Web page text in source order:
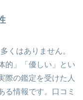
くはありません。
的」「優しい」とい
際の鑑定を受けた人
る情報です。口コミ